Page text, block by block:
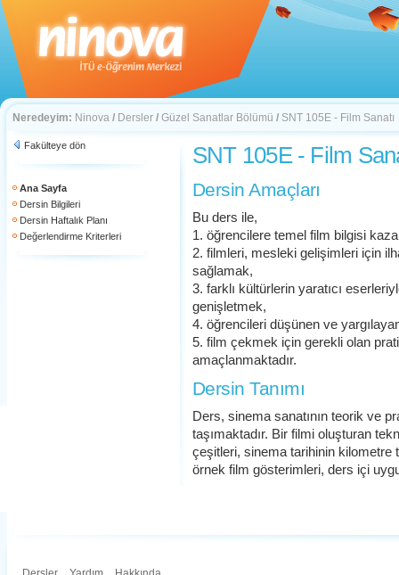
Neredeyim: Ninova / Dersler / Güzel Sanatlar Bölümü / SNT 105E - Film Sanatı
Fakülteye dön
Ana Sayfa
Dersin Bilgileri
Dersin Haftalık Planı
Değerlendirme Kriterleri
SNT 105E - Film
Dersin Amaçları
Bu ders ile,
1. öğrencilere temel film bilgisi
2. filmleri, mesleki gelişimleri için
sağlamak,
3. farklı kültürlerin yaratıcı
genişletmek,
4. öğrencileri düşünen ve
5. film çekmek için gerekli olan
amaçlanmaktadır.
Dersin Tanımı
Ders, sinema sanatının teorik ve
taşımaktadır. Bir filmi oluşturan
çeşitleri, sinema tarihinin kilometre
örnek film gösterimleri, ders içi